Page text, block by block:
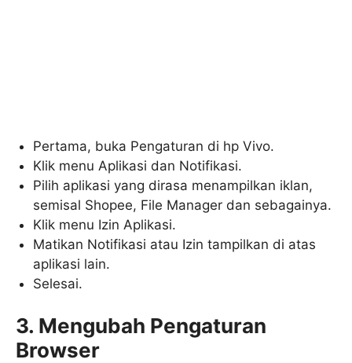
Pertama, buka Pengaturan di hp Vivo.
Klik menu Aplikasi dan Notifikasi.
Pilih aplikasi yang dirasa menampilkan iklan,
semisal Shopee, File Manager dan sebagainya.
Klik menu Izin Aplikasi.
Matikan Notifikasi atau Izin tampilkan di atas
aplikasi lain.
Selesai.
3. Mengubah Pengaturan
Browser